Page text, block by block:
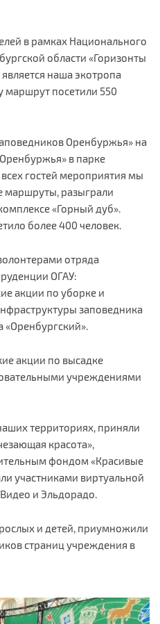
в рамках Национального
области «Горизонты
наша экотропа
маршрут посетили 550
Оренбуржья» на
в парке
гостей мероприятия мы
маршруты, разыграли
«Горный дуб».
более 400 человек.
отряда
ОГАУ:
акции по уборке и
заповедника
«Оренбургский».
акции по высадке
учреждениями
территориях, приняли
красота»,
фондом «Красивые
участниками виртуальной
и Эльдорадо.
и детей, приумножили
страниц учреждения в